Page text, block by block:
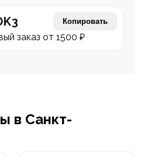
Копировать
заказ от 1500 ₽
в Санкт-